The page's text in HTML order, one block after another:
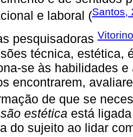
e laboral (Santos,
pesquisadoras
técnica, estética,
se às habilidades
encontrarem,
de que se
estética está
do sujeito ao lidar